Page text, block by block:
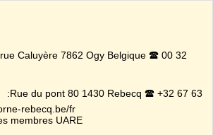
Caluyère 7862 Ogy Belgique 🕿 00 32
:Rue du pont 80 1430 Rebecq 🕿 +32 67 63
rebecq.be/fr
membres UARE